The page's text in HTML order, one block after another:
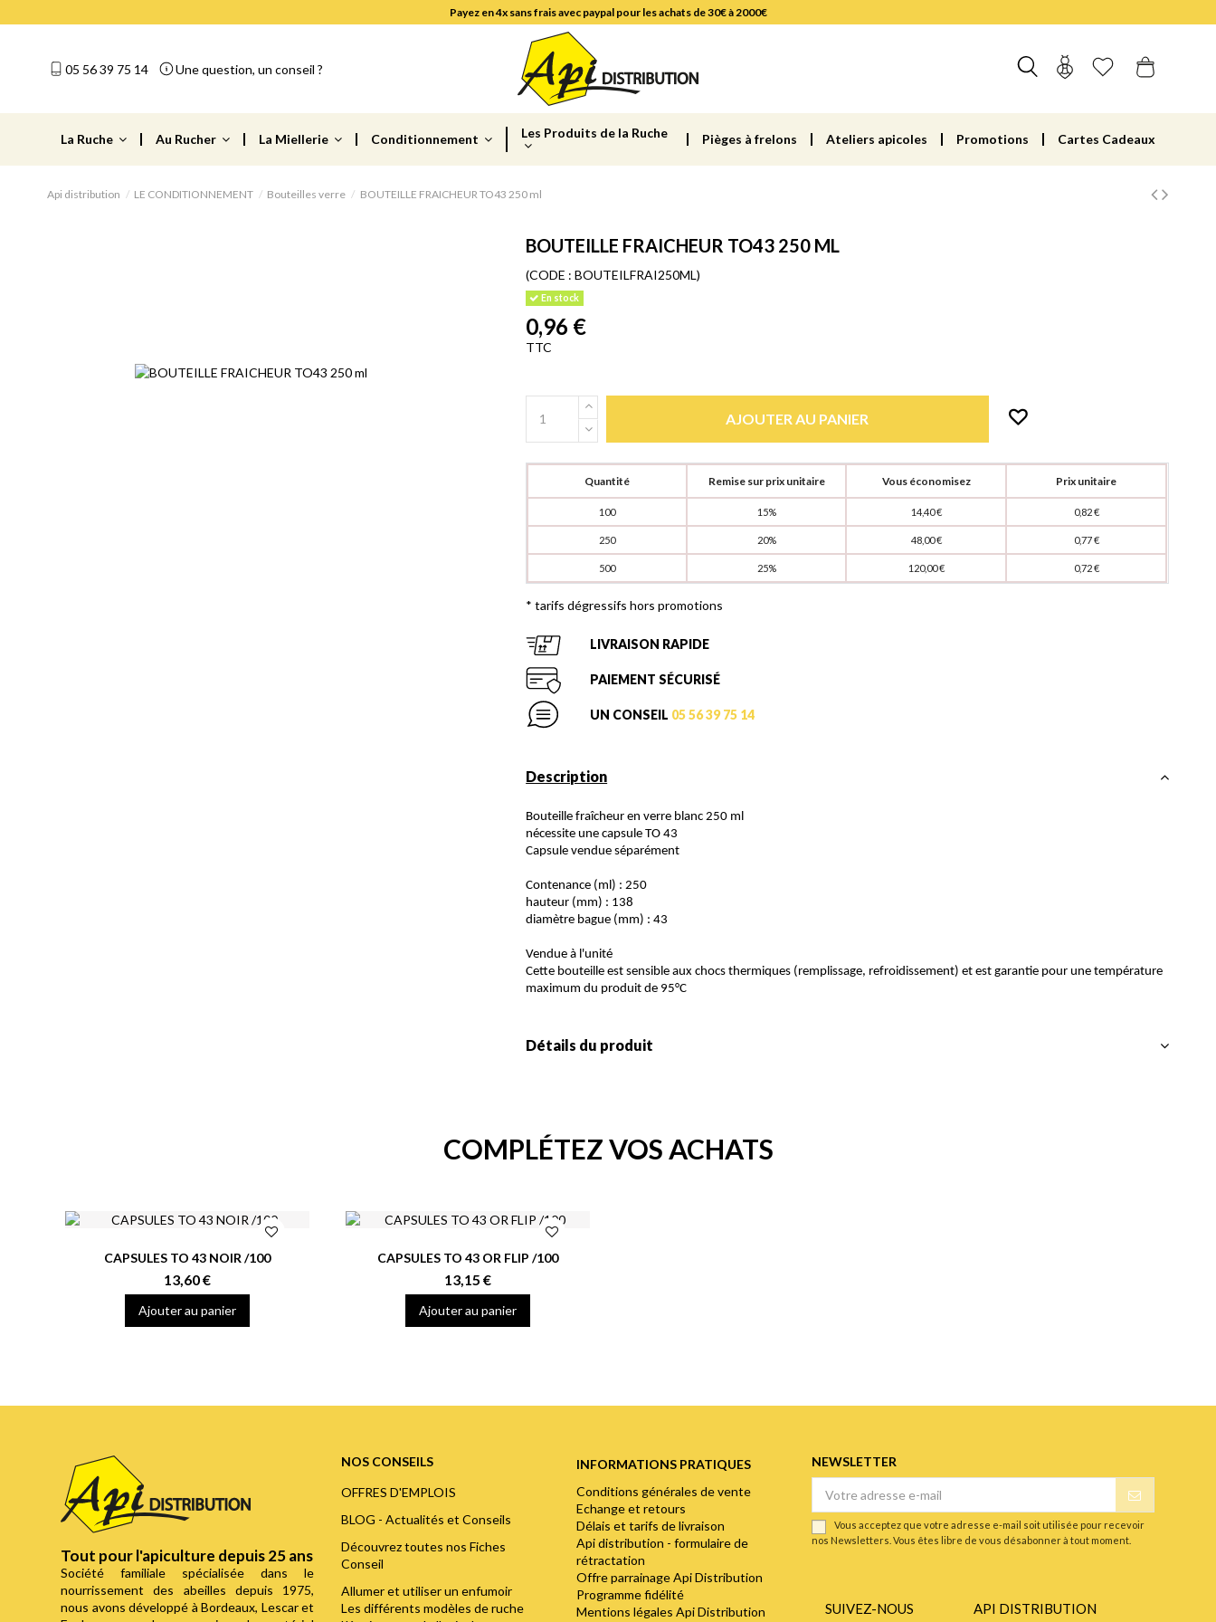
Payez en 4x sans frais avec paypal pour les achats de 30€ à 2000€
05 56 39 75 14 Une question, un conseil ?
La Ruche Au Rucher La Miellerie Conditionnement Les Produits de la Ruche Pièges à frelons Ateliers apicoles Promotions Cartes Cadeaux
Api distribution LE CONDITIONNEMENT Bouteilles verre BOUTEILLE FRAICHEUR TO43 250 ml
BOUTEILLE FRAICHEUR TO43 250 ML
(CODE : BOUTEILFRAI250ML)
En stock
0,96 €
TTC
AJOUTER AU PANIER
Quantité Remise sur prix unitaire Vous économisez Prix unitaire
100 15% 14,40 € 0,82 €
250 20% 48,00 € 0,77 €
500 25% 120,00 € 0,72 €
* tarifs dégressifs hors promotions
LIVRAISON RAPIDE
PAIEMENT SÉCURISÉ
UN CONSEIL 05 56 39 75 14
Description
Bouteille fraîcheur en verre blanc 250 ml
nécessite une capsule TO 43
Capsule vendue séparément
Contenance (ml) : 250
hauteur (mm) : 138
diamètre bague (mm) : 43
Vendue à l'unité
Cette bouteille est sensible aux chocs thermiques (remplissage, refroidissement) et est garantie pour une température
maximum du produit de 95°C
Détails du produit
COMPLÉTEZ VOS ACHATS
CAPSULES TO 43 NOIR /100
13,60 €
Ajouter au panier
CAPSULES TO 43 OR FLIP /100
13,15 €
Ajouter au panier
Tout pour l'apiculture depuis 25 ans
Société familiale spécialisée dans le
nourrissement des abeilles depuis 1975,
nous avons développé à Bordeaux, Lescar et
NOS CONSEILS
OFFRES D'EMPLOIS
BLOG - Actualités et Conseils
Découvrez toutes nos Fiches
Conseil
Allumer et utiliser un enfumoir
Les différents modèles de ruche
INFORMATIONS PRATIQUES
Conditions générales de vente
Echange et retours
Délais et tarifs de livraison
Api distribution - formulaire de
rétractation
Offre parrainage Api Distribution
Programme fidélité
Mentions légales Api Distribution
NEWSLETTER
Vous acceptez que votre adresse e-mail soit utilisée pour recevoir
nos Newsletters. Vous êtes libre de vous désabonner à tout moment.
SUIVEZ-NOUS API DISTRIBUTION